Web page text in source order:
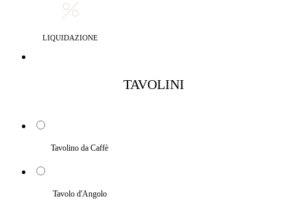
LIQUIDAZIONE
TAVOLINI
Tavolino da Caffè
Tavolo d'Angolo